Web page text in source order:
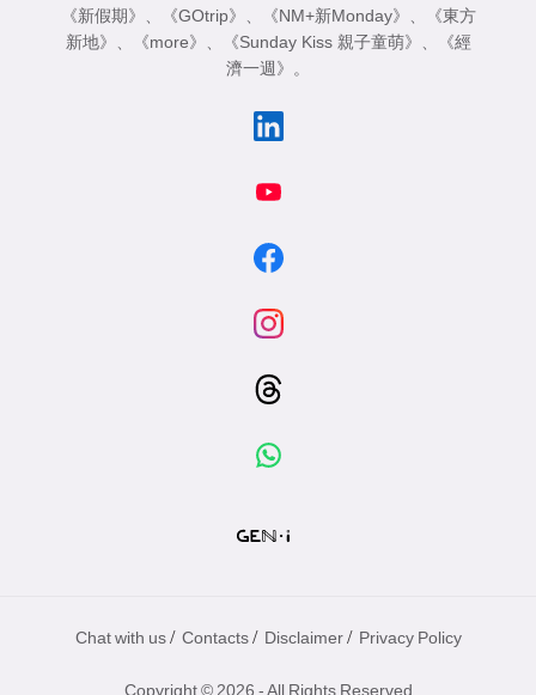
《新假期》
《GOtrip》 《NM+新Monday》
《東方
新地》
《more》 《Sunday Kiss 親子童萌》
《經
濟一週》
。
Chat with us / Contacts / Disclaimer / Privacy Policy
Copyright © 2026 - All Rights Reserved